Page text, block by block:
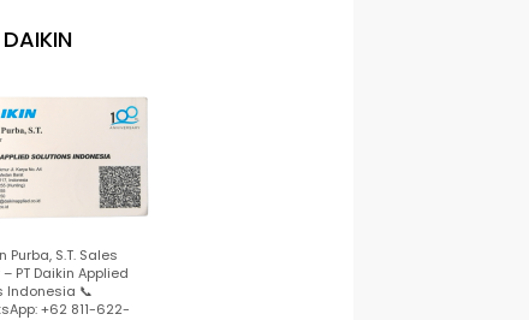
Purba, S.T. Sales
PT Daikin Applied
Indonesia 📞
+62 811-622-